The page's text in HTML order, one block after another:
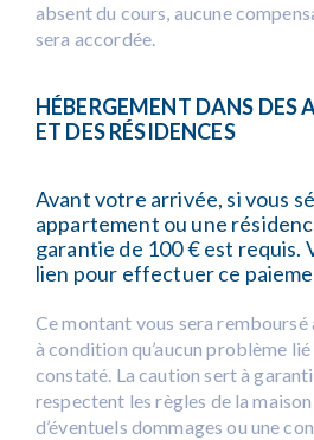
absent du cours, aucune
sera accordée.
HÉBERGEMENT DANS DES
ET DES RÉSIDENCES
Avant votre arrivée, si vous
appartement ou une
garantie de 100 € est requis.
lien pour effectuer ce
Ce montant vous sera remboursé
à condition qu’aucun problème
constaté. La caution sert à
respectent les règles de la
d’éventuels dommages ou une